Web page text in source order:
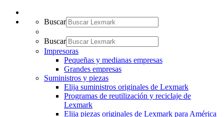
Buscar
Buscar
Impresoras
Pequeñas y medianas empresas
Grandes empresas
Suministros y piezas
Elija suministros originales de Lexmark
Programas de reutilización y reciclaje de
Lexmark
Elija piezas originales de Lexmark para América